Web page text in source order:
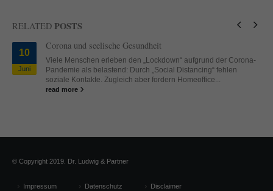
RELATED POSTS
10
Juni
Corona und seelische Gesundheit
Viele Menschen erleben den „Lockdown“ aufgrund der Corona-
Pandemie als belastend: Durch „Social Distancing“ fehlen
soziale Kontakte. Zugleich aber fordern Homeoffice...
read more
© Copyright 2019. Dr. Ludwig & Partner
Impressum Datenschutz Disclaimer